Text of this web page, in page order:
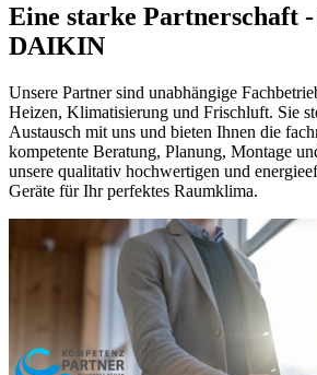
Eine starke Partnerschaft
DAIKIN
Unsere Partner sind unabhängige
Heizen, Klimatisierung und Frischluft. Sie
Austausch mit uns und bieten Ihnen die
kompetente Beratung, Planung, Montage
unsere qualitativ hochwertigen und
Geräte für Ihr perfektes Raumklima.